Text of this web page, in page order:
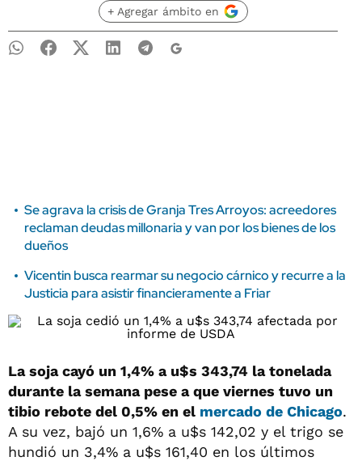
+ Agregar ámbito en
Se agrava la crisis de Granja Tres Arroyos: acreedores
reclaman deudas millonaria y van por los bienes de los
dueños
Vicentin busca rearmar su negocio cárnico y recurre a la
Justicia para asistir financieramente a Friar
La soja cayó un 1,4% a u$s 343,74 la tonelada
durante la semana pese a que viernes tuvo un
tibio rebote del 0,5% en el mercado de Chicago.
A su vez, bajó un 1,6% a u$s 142,02 y el trigo se
hundió un 3,4% a u$s 161,40 en los últimos